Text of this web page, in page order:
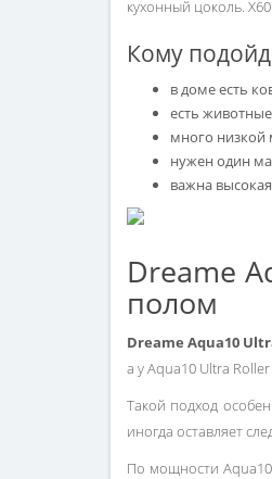
кухонный цоколь.
Кому
в доме есть
есть
много низкой
нужен один
важна
Dreame
полом
Dreame Aqua10
а у Aqua10 Ultra
Такой подход
иногда оставляет
По мощности